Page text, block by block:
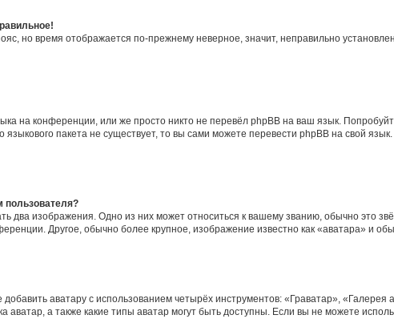
но время отображается по-прежнему неверное, значит, неправильно
на конференции, или же просто никто не перевёл phpBB на ваш язык.
языкового пакета не существует, то вы сами можете перевести phpBB на свой
пользователя?
два изображения. Одно из них может относиться к вашему званию, обычно это
Другое, обычно более крупное, изображение известно как «аватара» и
аватару с использованием четырёх инструментов: «Граватар»,
аватар, а также какие типы аватар могут быть доступны. Если вы не можете